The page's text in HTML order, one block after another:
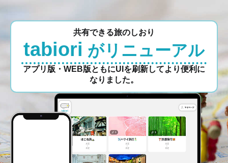
共有できる旅のしおり
tabiori がリニューアル
アプリ版・WEB版ともにUIを刷新してより便利に
なりました。